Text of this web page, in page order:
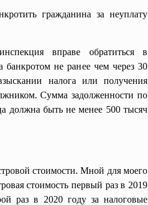
гражданина за неуплату
вправе обратиться в
не ранее чем через 30
налога или получения
Сумма задолженности по
должна быть не менее 500 тысяч
стоимости. Мной для моего
стоимость первый раз в 2019
раз в 2020 году за налоговые